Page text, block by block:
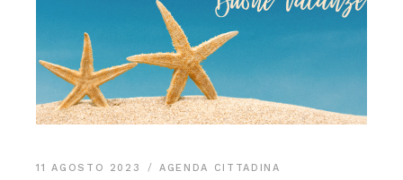
11 AGOSTO 2023 AGENDA CITTADINA